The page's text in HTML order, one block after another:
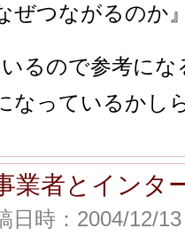
ぜつながるのか
るので参考に
なっているかし
業者とインタ
日時：2004/12/